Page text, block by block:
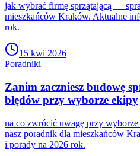
jak wybrać firmę sprzątającą —
mieszkańców Kraków. Aktualne
rok.
15 kwi 2026
Poradniki
Zanim zaczniesz budowę
błędów przy wyborze ekipy
na co zwrócić uwagę przy
nasz poradnik dla mieszkańców
i porady na 2026 rok.